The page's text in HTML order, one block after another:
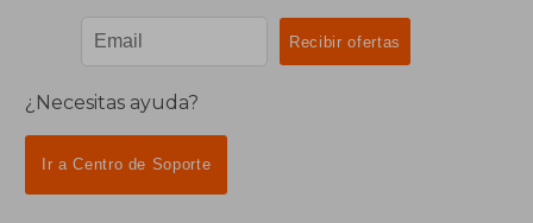
¿Necesitas ayuda?
Ir a Centro de Soporte